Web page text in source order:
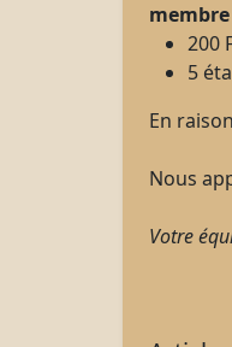
200
5
En
Nous
Votre